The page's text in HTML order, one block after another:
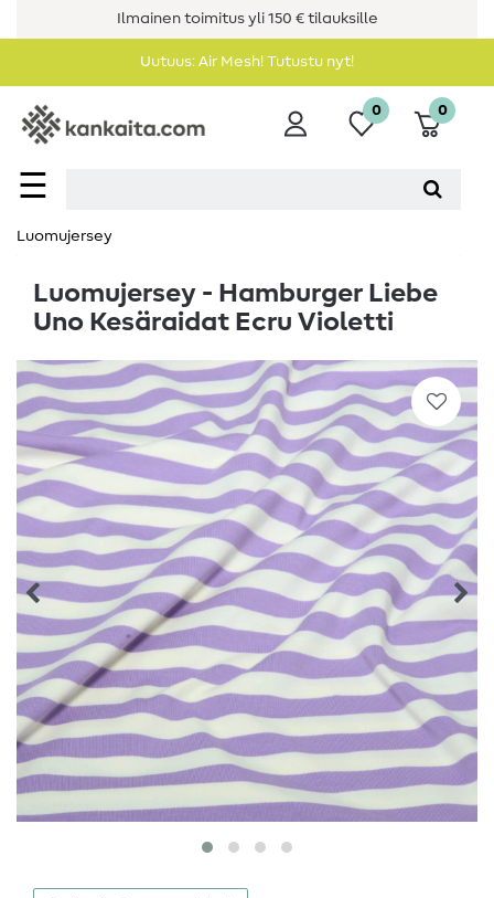
Ilmainen toimitus yli 150 € tilauksille
Uutuus: Air Mesh! Tutustu nyt!
☰
0 0
Luomujersey
Luomujersey - Hamburger Liebe
Uno Kesäraidat Ecru Violetti